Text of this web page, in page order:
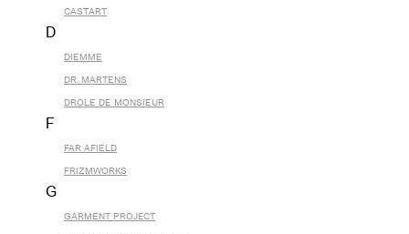
CASTART
D
DIEMME
DR. MARTENS
DROLE DE MONSIEUR
F
FAR AFIELD
FRIZMWORKS
G
GARMENT PROJECT